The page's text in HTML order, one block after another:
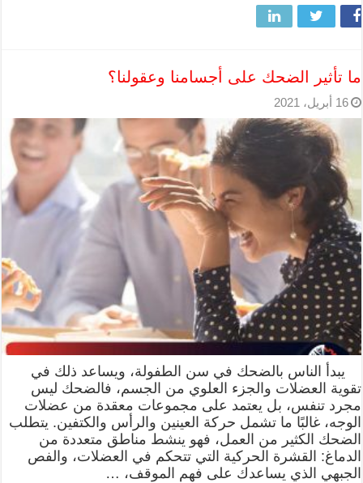
ما تأثير الضحك على أجسامنا وعقولنا؟
16 أبريل، 2021
يبدأ الناس بالضحك في سن الطفولة، ويساعد ذلك في
تقوية العضلات والجزء العلوي من الجسم، فالضحك ليس
مجرد تنفس، بل يعتمد على مجموعات معقدة من عضلات
الوجه، غالبًا ما تشمل حركة العينين والرأس والكتفين. يتطلب
الضحك الكثير من العمل، فهو ينشط مناطق متعددة من
الدماغ: القشرة الحركية التي تتحكم في العضلات، والفص
الجبهي الذي يساعدك على فهم الموقف، …